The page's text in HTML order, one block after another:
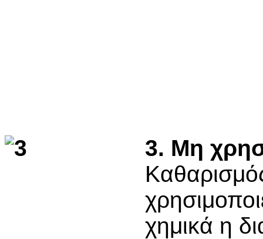
3. Μη
χημικά η